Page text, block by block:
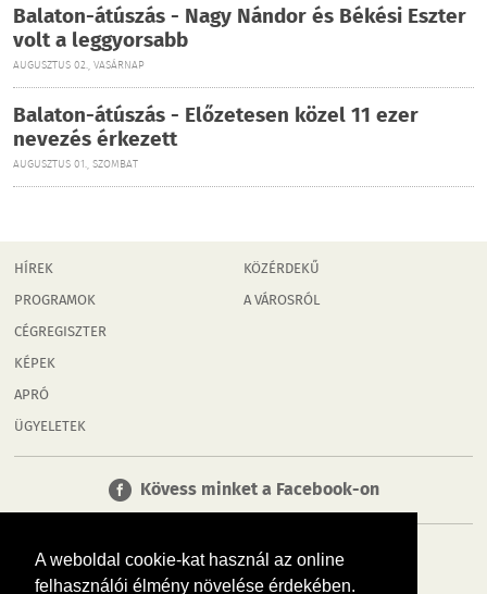
A weboldal cookie-kat használ az online
felhasználói élmény növelése érdekében.
Balaton-átúszás - Nagy Nándor és Békési Eszter
volt a leggyorsabb
AUGUSZTUS 02., VASÁRNAP
Balaton-átúszás - Előzetesen közel 11 ezer
nevezés érkezett
AUGUSZTUS 01., SZOMBAT
HÍREK
PROGRAMOK
CÉGREGISZTER
KÉPEK
APRÓ
ÜGYELETEK
KÖZÉRDEKŰ
A VÁROSRÓL
Kövess minket a Facebook-on